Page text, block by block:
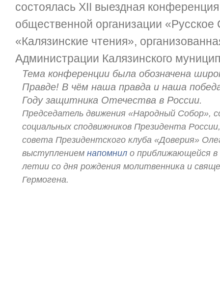
состоялась ХII выездная
общественной организации
«Калязинские чтения»,
Администрации Калязинского
Тема конференции была обозначена
Правде! В чём наша правда и наша
Году защитника Отечества в России.
Председатель движения «Народный Собор»,
социальных сподвижников Президента
совета Президентского клуба «Доверия»
выступлением напомнил о приближающейся в
летии со дня рождения молитвенника и
Гермогена.